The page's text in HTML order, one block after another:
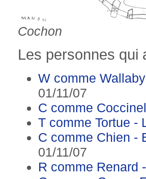
Cochon
Les personnes qui
W comme
01/11/07
C comme
T comme Tortue -
C comme Chien -
01/11/07
R comme Renard